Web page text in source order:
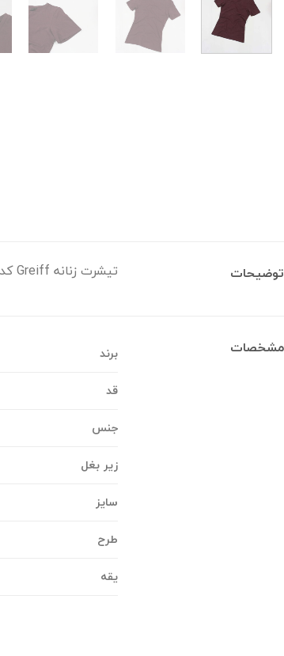
توضیحات تیشرت زنانه Greiff کد ZT006
مشخصات برند
قد
جنس
زیر بغل
سایز
طرح
یقه